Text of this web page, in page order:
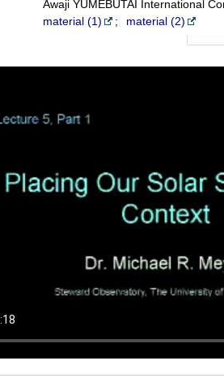
Awaji YUMEBUTAI International
material (1) ; material (2)